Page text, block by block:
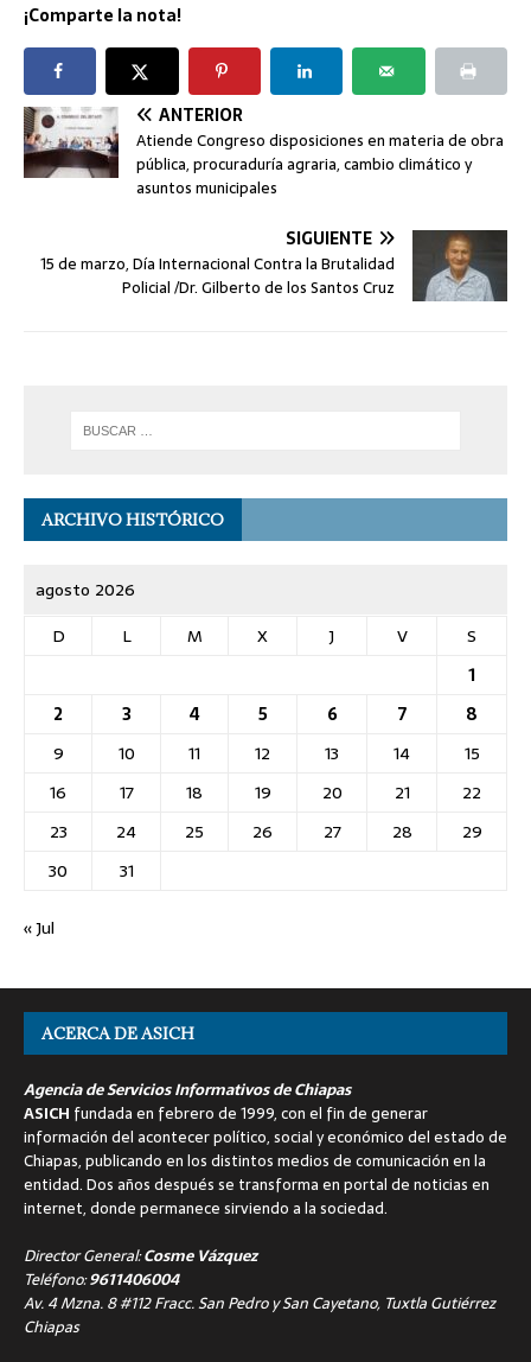
¡Comparte la nota!
ANTERIOR
Atiende Congreso disposiciones en materia de obra
pública, procuraduría agraria, cambio climático y
asuntos municipales
SIGUIENTE
15 de marzo, Día Internacional Contra la Brutalidad
Policial /Dr. Gilberto de los Santos Cruz
ARCHIVO HISTÓRICO
agosto 2026
D
L M X J V
S
1
2
3 4 5 6 7
8
9
10 11 12 13 14
15
16
17 18 19 20 21
22
23
24 25 26 27 28
29
30
31
« Jul
ACERCA DE ASICH
Agencia de Servicios Informativos de Chiapas
ASICH fundada en febrero de 1999, con el fin de generar
información del acontecer político, social y económico del estado de
Chiapas, publicando en los distintos medios de comunicación en la
entidad. Dos años después se transforma en portal de noticias en
internet, donde permanece sirviendo a la sociedad.
Director General:Cosme Vázquez
Teléfono:9611406004
Av. 4 Mzna. 8 #112 Fracc. San Pedro y San Cayetano, Tuxtla Gutiérrez
Chiapas